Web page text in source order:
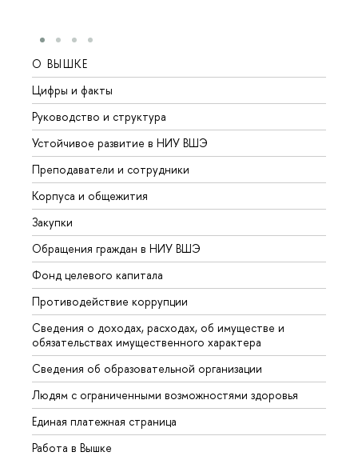
О ВЫШКЕ
Цифры и факты
Руководство и структура
Устойчивое развитие в НИУ ВШЭ
Преподаватели и сотрудники
Корпуса и общежития
Закупки
Обращения граждан в НИУ ВШЭ
Фонд целевого капитала
Противодействие коррупции
Сведения о доходах, расходах, об имуществе и
обязательствах имущественного характера
Сведения об образовательной организации
Людям с ограниченными возможностями здоровья
Единая платежная страница
Работа в Вышке